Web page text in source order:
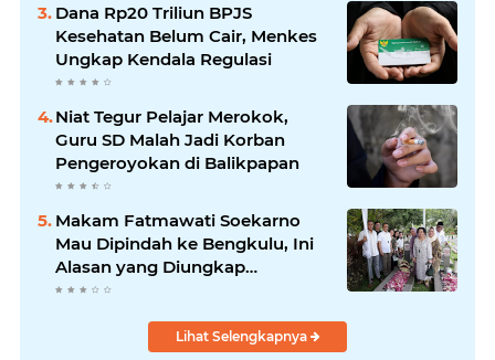
Dana Rp20 Triliun BPJS
Kesehatan Belum Cair, Menkes
Ungkap Kendala Regulasi
Niat Tegur Pelajar Merokok,
Guru SD Malah Jadi Korban
Pengeroyokan di Balikpapan
Makam Fatmawati Soekarno
Mau Dipindah ke Bengkulu, Ini
Alasan yang Diungkap
Gubernur
Lihat Selengkapnya